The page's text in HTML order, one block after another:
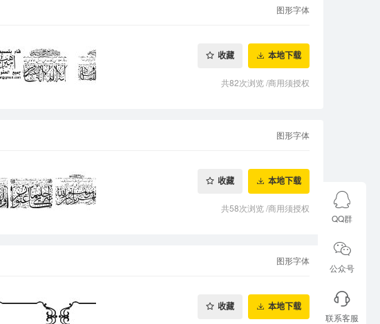
图形字体
收藏 本地下载
共82次浏览/商用须授权
图形字体
收藏 本地下载
共58次浏览/商用须授权
图形字体
收藏 本地下载
QQ群
公众号
联系客服